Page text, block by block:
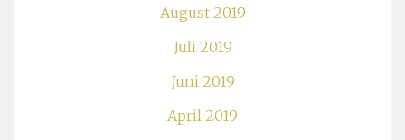
August 2019
Juli 2019
Juni 2019
April 2019